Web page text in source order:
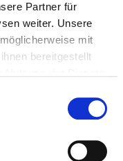
Partner für
weiter. Unsere
mit
bereitgestellt
Anfahrt
der